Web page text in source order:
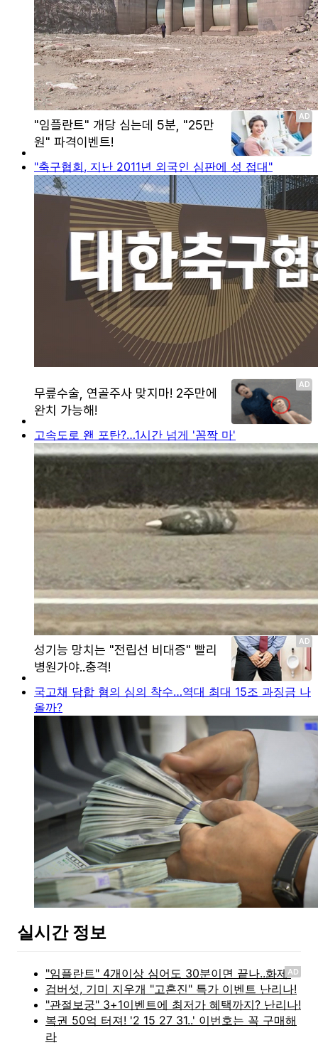
"축구협회, 지난 2011년 외국인 심판에 성 접대"
고속도로 왠 포탄?…1시간 넘게 '꼼짝 마'
국고채 담합 혐의 심의 착수…역대 최대 15조 과징금 나
올까?
실시간 정보
AD